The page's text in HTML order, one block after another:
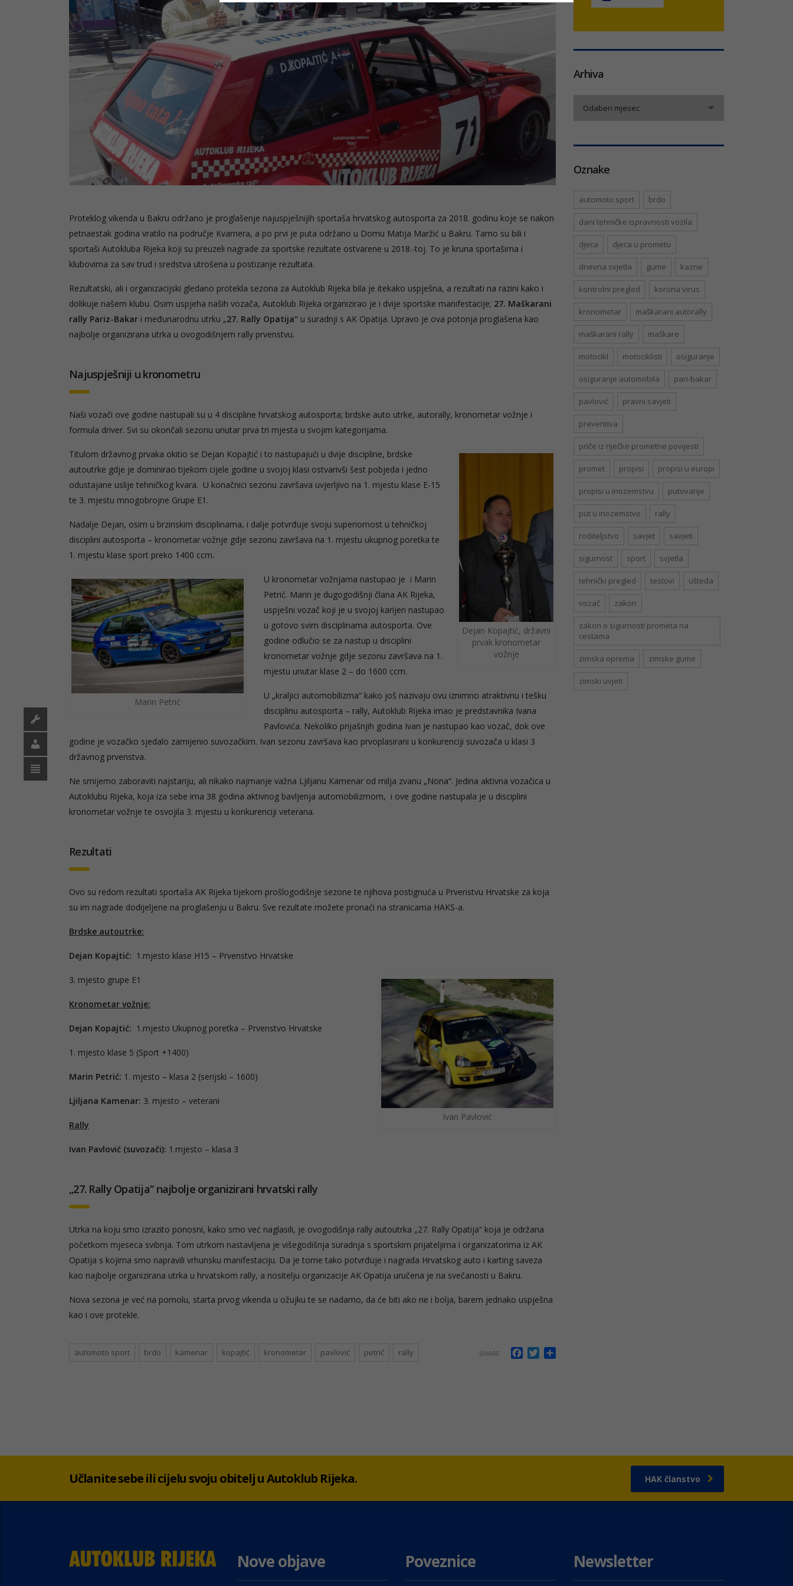
Proteklog vikenda u Bakru održano je proglašenje najuspješnijih sportaša hrvatskog autosporta za 2018. godinu koje se nakon
petnaestak godina vratilo na područje Kvarnera, a po prvi je puta održano u Domu Matija Maržić u Bakru. Tamo su bili i
sportaši Autokluba Rijeka koji su preuzeli nagrade za sportske rezultate ostvarene u 2018.-toj. To je kruna sportašima i
klubovima za sav trud i sredstva utrošena u postizanje rezultata.
Rezultatski, ali i organizacijski gledano protekla sezona za Autoklub Rijeka bila je itekako uspješna, a rezultati na razini kako i
dolikuje našem klubu. Osim uspjeha naših vozača, Autoklub Rijeka organizirao je i dvije sportske manifestacije; 27. Maškarani
rally Pariz-Bakar i međunarodnu utrku „27. Rally Opatija“ u suradnji s AK Opatija. Upravo je ova potonja proglašena kao
najbolje organizirana utrka u ovogodišnjem rally prvenstvu.
Najuspješniji u kronometru
Naši vozači ove godine nastupali su u 4 discipline hrvatskog autosporta; brdske auto utrke, autorally, kronometar vožnje i
formula driver. Svi su okončali sezonu unutar prva tri mjesta u svojim kategorijama.
Dejan Kopajtić, državni
prvak kronometar
vožnje
Titulom državnog prvaka okitio se Dejan Kopajtić i to nastupajući u dvije discipline, brdske
autoutrke gdje je dominirao tijekom cijele godine u svojoj klasi ostvarivši šest pobjeda i jedno
odustajane uslije tehničkog kvara. U konačnici sezonu završava uvjerljivo na 1. mjestu klase E-15
te 3. mjestu mnogobrojne Grupe E1.
Nadalje Dejan, osim u brzinskim disciplinama, i dalje potvrđuje svoju superiornost u tehničkoj
disciplini autosporta – kronometar vožnje gdje sezonu završava na 1. mjestu ukupnog poretka te
1. mjestu klase sport preko 1400 ccm.
Marin Petrić
U kronometar vožnjama nastupao je i Marin
Petrić. Marin je dugogodišnji člana AK Rijeka,
uspješni vozač koji je u svojoj karijeri nastupao
u gotovo svim disciplinama autosporta. Ove
godine odlučio se za nastup u disciplini
kronometar vožnje gdje sezonu završava na 1.
mjestu unutar klase 2 – do 1600 ccm.
U „kraljici automobilizma“ kako još nazivaju ovu iznimno atraktivnu i tešku
disciplinu autosporta – rally, Autoklub Rijeka imao je predstavnika Ivana
Pavlovića. Nekoliko prijašnjih godina Ivan je nastupao kao vozač, dok ove
godine je vozačko sjedalo zamijenio suvozačkim. Ivan sezonu završava kao prvoplasirani u konkurenciji suvozača u klasi 3
državnog prvenstva.
Ne smijemo zaboraviti najstariju, ali nikako najmanje važna Ljiljanu Kamenar od milja zvanu „Nona“. Jedina aktivna vozačica u
Autoklubu Rijeka, koja iza sebe ima 38 godina aktivnog bavljenja automobilizmom, i ove godine nastupala je u disciplini
kronometar vožnje te osvojila 3. mjestu u konkurenciji veterana.
Rezultati
Ovo su redom rezultati sportaša AK Rijeka tijekom prošlogodišnje sezone te njihova postignuća u Prvenstvu Hrvatske za koja
su im nagrade dodijeljene na proglašenju u Bakru. Sve rezultate možete pronaći na stranicama HAKS-a.
Brdske autoutrke:
Dejan Kopajtić: 1.mjesto klase H15 – Prvenstvo Hrvatske
Ivan Pavlović
3. mjesto grupe E1
Kronometar vožnje:
Dejan Kopajtić: 1.mjesto Ukupnog poretka – Prvenstvo Hrvatske
1. mjesto klase 5 (Sport +1400)
Marin Petrić: 1. mjesto – klasa 2 (serijski – 1600)
Ljiljana Kamenar: 3. mjesto – veterani
Rally
Ivan Pavlović (suvozači): 1.mjesto – klasa 3
„27. Rally Opatija“ najbolje organizirani hrvatski rally
Utrka na koju smo izrazito ponosni, kako smo već naglasili, je ovogodišnja rally autoutrka „27. Rally Opatija“ koja je održana
početkom mjeseca svibnja. Tom utrkom nastavljena je višegodišnja suradnja s sportskim prijateljima i organizatorima iz AK
Opatija s kojima smo napravili vrhunsku manifestaciju. Da je tome tako potvrđuje i nagrada Hrvatskog auto i karting saveza
kao najbolje organizirana utrka u hrvatskom rally, a nositelju organizacije AK Opatija uručena je na svečanosti u Bakru.
Nova sezona je već na pomolu, starta prvog vikenda u ožujku te se nadamo, da će biti ako ne i bolja, barem jednako uspješna
kao i ove protekle.
automoto sport brdo kamenar kopajtić kronometar pavlović petrić rally SHARE Facebook
Twitter
Arhiva
Odaberi mjesec
Oznake
automoto sport brdo
dani tehničke ispravnosti vozila
djeca djeca u prometu
dnevna svjetla gume kazne
kontrolni pregled korona virus
kronometar maškarani autorally
maškarani rally maškare
motocikl motociklisti osiguranje
osiguranje automobila pari-bakar
pavlović pravni savjeti
preventiva
priče iz riječke prometne povijesti
promet propisi propisi u europi
propisi u inozemstvu putovanje
put u inozemstvo rally
roditeljstvo savjet savjeti
sigurnost sport svjetla
tehnički pregled testovi ušteda
vozač zakon
zakon o sigurnosti prometa na
cestama
zimska oprema zimske gume
zimski uvjeti
Učlanite sebe ili cijelu svoju obitelj u Autoklub Rijeka. HAK članstvo
Nove objave Poveznice Newsletter